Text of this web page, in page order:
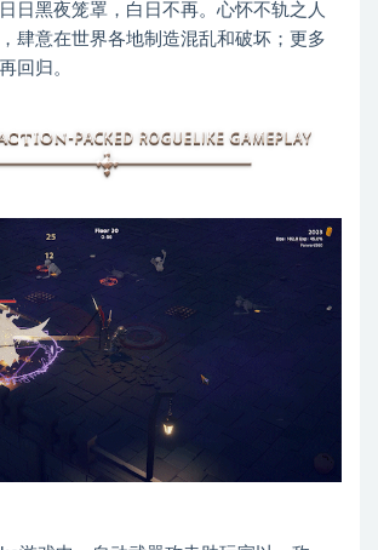
日黑夜笼罩，白日不再。心怀不轨之人
肆意在世界各地制造混乱和破坏；更多
回归。